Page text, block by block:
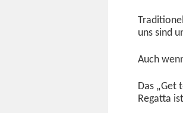
uns sind
Auch
Das „Get
Regat­ta